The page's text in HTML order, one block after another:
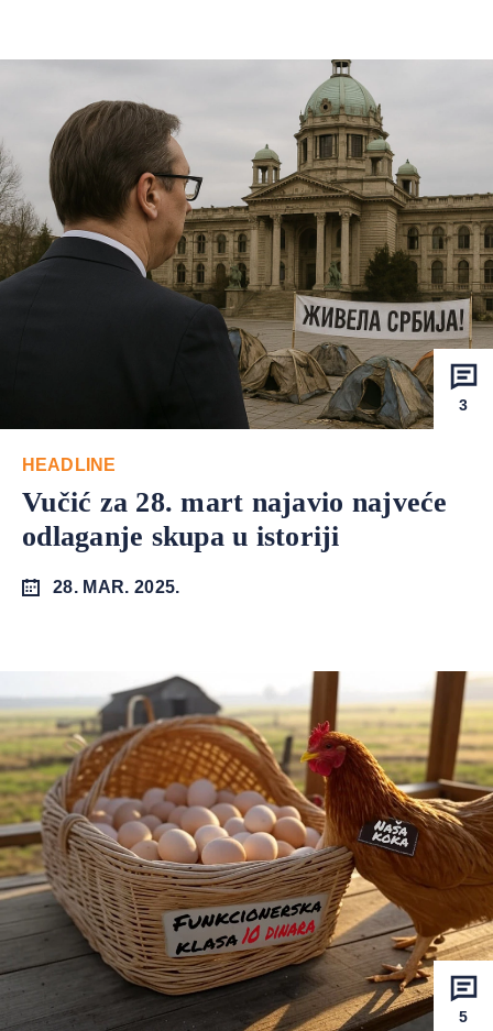
3
HEADLINE
Vučić za 28. mart najavio najveće
odlaganje skupa u istoriji
28. MAR. 2025.
5